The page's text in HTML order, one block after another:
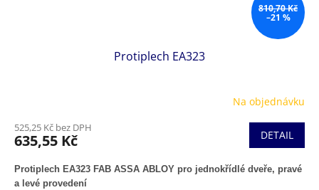
810,70 Kč
–21 %
Protiplech EA323
Na objednávku
525,25 Kč bez DPH
635,55 Kč DETAIL
Protiplech EA323 FAB ASSA ABLOY pro jednokřídlé dveře, pravé
a levé provedení